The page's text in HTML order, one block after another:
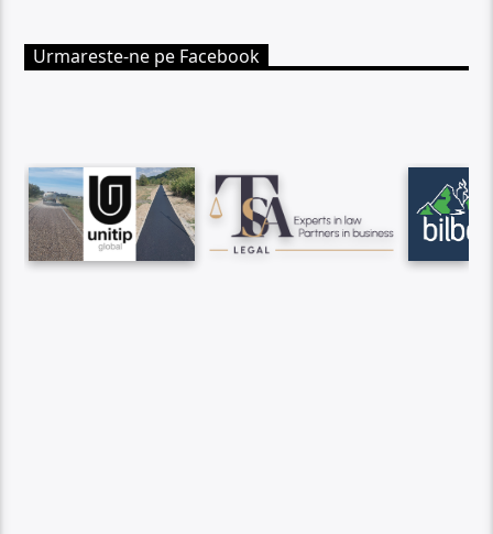
Urmareste-ne pe Facebook